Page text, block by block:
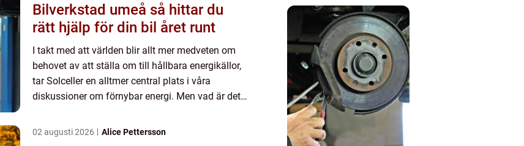
Bilverkstad umeå så hittar du
rätt hjälp för din bil året runt
I takt med att världen blir allt mer medveten om
behovet av att ställa om till hållbara energikällor,
tar Solceller en alltmer central plats i våra
diskussioner om förnybar energi. Men vad är det
...
02 augusti 2026 Alice Pettersson